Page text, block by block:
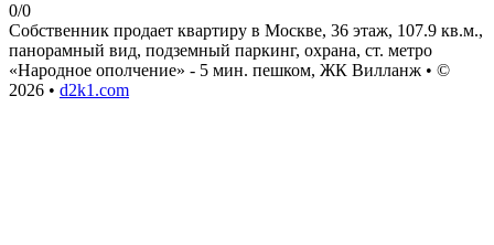
0/0
Собственник продает квартиру в Москве, 36 этаж, 107.9 кв.м.,
панорамный вид, подземный паркинг, охрана, ст. метро
«Народное ополчение» - 5 мин. пешком, ЖК Вилланж • ©
2026 • d2k1.com